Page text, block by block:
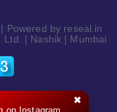
✖
on Instagram
Powered by reseal.in
Ltd. | Nashik | Mumbai